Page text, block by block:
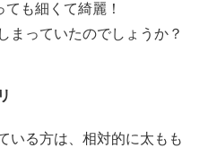
も細くて綺麗！
まっていたのでしょうか？
いる方は、相対的に太もも